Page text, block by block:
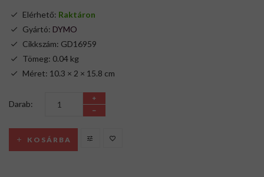
Elérhető: Raktáron
Gyártó: DYMO
Cikkszám: GD16959
Tömeg: 0.04 kg
Méret: 10.3 × 2 × 15.8 cm
Darab:
KOSÁRBA